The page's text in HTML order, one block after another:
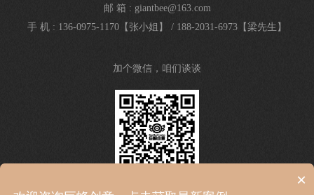
邮 箱 : giantbee@163.com
手 机 : 136-0975-1170【张小姐】 / 188-2031-6973【梁先生】
加个微信，咱们谈谈
×